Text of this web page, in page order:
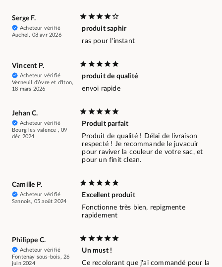
Serge F.
Acheteur vérifié
Auchel, 08 avr 2026
produit saphir
ras pour l'instant
Vincent P.
Acheteur vérifié
Verneuil d'Avre et d'Iton,
18 mars 2026
produit de qualité
envoi rapide
Jehan C.
Acheteur vérifié
Bourg les valence , 09
déc 2024
Produit parfait
Produit de qualité ! Délai de livraison
respecté ! Je recommande le juvacuir
pour raviver la couleur de votre sac, et
pour un finit clean.
Camille P.
Acheteur vérifié
Sannois, 05 août 2024
Excellent produit
Fonctionne très bien, repigmente
rapidement
Philippe C.
Acheteur vérifié
Fontenay sous-bois, 26
juin 2024
Un must !
Ce recolorant que j'ai commandé pour la